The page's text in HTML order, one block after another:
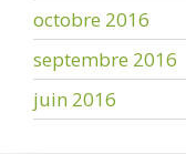
octobre 2016
septembre 2016
juin 2016